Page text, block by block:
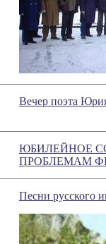
Вечер поэта
ЮБИЛЕЙНОЕ
ПРОБЛЕМАМ
Песни русского